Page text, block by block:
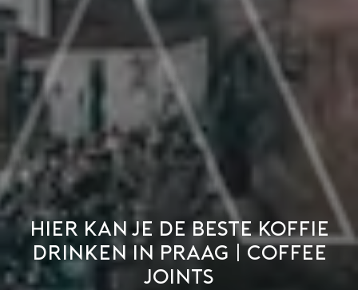
Hier kan je de beste koffie
drinken in Praag | Coffee
Joints